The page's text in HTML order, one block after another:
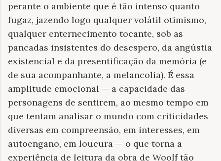
perante o ambiente que é tão intenso quanto
fugaz, jazendo logo qualquer volátil otimismo,
qualquer enternecimento tocante, sob as
pancadas insistentes do desespero, da angústia
existencial e da presentificação da memória (e
de sua acompanhante, a melancolia). É essa
amplitude emocional — a capacidade das
personagens de sentirem, ao mesmo tempo em
que tentam analisar o mundo com criticidades
diversas em compreensão, em interesses, em
autoengano, em loucura — o que torna a
experiência de leitura da obra de Woolf tão